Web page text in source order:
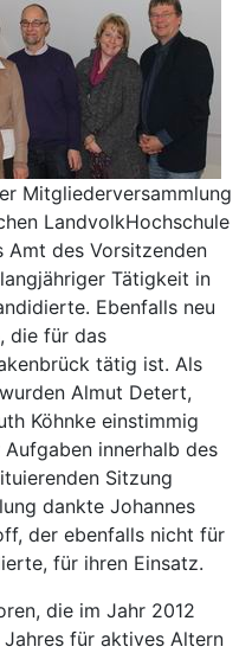
Mitgliederversammlung
LandvolkHochschule
Amt des Vorsitzenden
Tätigkeit in
Ebenfalls neu
die für das
tätig ist. Als
Almut Detert,
Köhnke einstimmig
innerhalb des
Sitzung
dankte Johannes
der ebenfalls nicht für
für ihren Einsatz.
die im Jahr 2012
Jahres für aktives Altern